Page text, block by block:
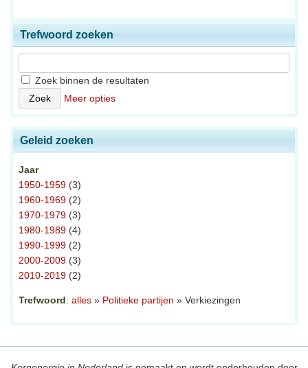
Trefwoord zoeken
Zoek binnen de resultaten
Meer opties
Geleid zoeken
Jaar
1950-1959 (3)
1960-1969 (2)
1970-1979 (3)
1980-1989 (4)
1990-1999 (2)
2000-2009 (3)
2010-2019 (2)
Trefwoord: alles » Politieke partijen » Verkiezingen